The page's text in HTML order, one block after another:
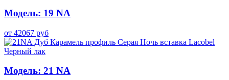
Модель: 19 NA
от 42067 руб
Модель: 21 NA